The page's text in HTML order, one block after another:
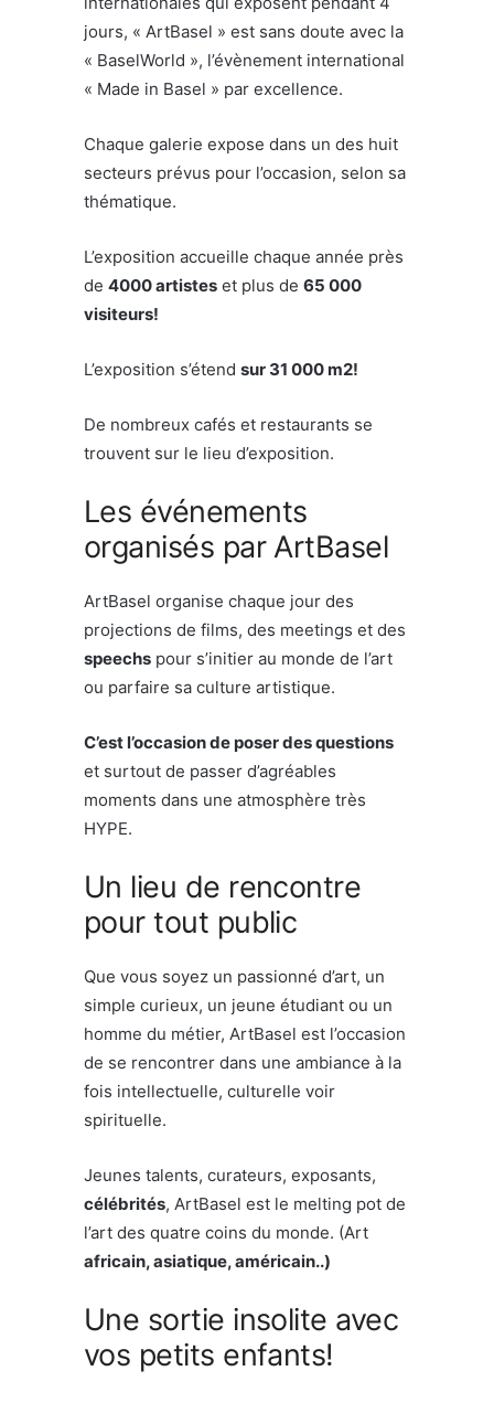
jours, « ArtBasel » est sans doute avec la
« BaselWorld », l’évènement international
« Made in Basel » par excellence.
Chaque galerie expose dans un des huit
secteurs prévus pour l’occasion, selon sa
thématique.
L’exposition accueille chaque année près
de 4000 artistes et plus de 65 000
visiteurs!
L’exposition s’étend sur 31 000 m2!
De nombreux cafés et restaurants se
trouvent sur le lieu d’exposition.
Les événements
organisés par ArtBasel
ArtBasel organise chaque jour des
projections de films, des meetings et des
speechs pour s’initier au monde de l’art
ou parfaire sa culture artistique.
C’est l’occasion de poser des questions
et surtout de passer d’agréables
moments dans une atmosphère très
HYPE.
Un lieu de rencontre
pour tout public
Que vous soyez un passionné d’art, un
simple curieux, un jeune étudiant ou un
homme du métier, ArtBasel est l’occasion
de se rencontrer dans une ambiance à la
fois intellectuelle, culturelle voir
spirituelle.
Jeunes talents, curateurs, exposants,
célébrités, ArtBasel est le melting pot de
l’art des quatre coins du monde. (Art
africain, asiatique, américain..)
Une sortie insolite avec
vos petits enfants!